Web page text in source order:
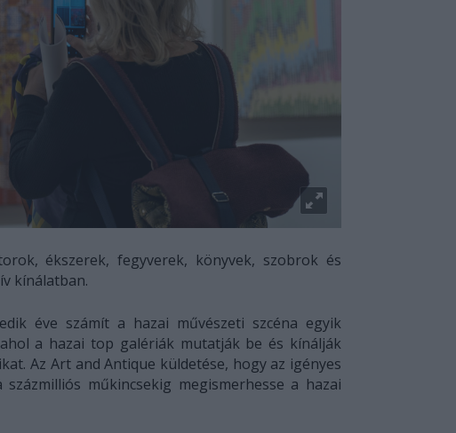
ékszerek, fegyverek, könyvek, szobrok és
kínálatban.
éve számít a hazai művészeti szcéna egyik
a hazai top galériák mutatják be és kínálják
Az Art and Antique küldetése, hogy az igényes
műkincsekig megismerhesse a hazai